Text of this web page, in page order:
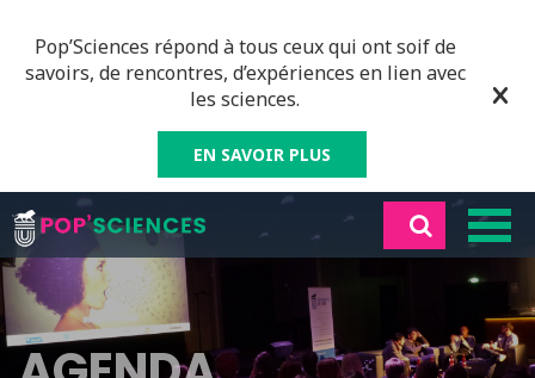
Pop’Sciences répond à tous ceux qui ont soif de
savoirs, de rencontres, d’expériences en lien avec
les sciences.
EN SAVOIR PLUS